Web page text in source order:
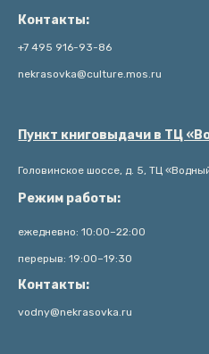
Контакты:
+7 495 916-93-86
nekrasovka@culture.mos.ru
Пункт книговыдачи в ТЦ
Головинское шоссе, д. 5, ТЦ
Режим работы:
ежедневно: 10:00–22:00
перерыв: 19:00–19:30
Контакты:
vodny@nekrasovka.ru